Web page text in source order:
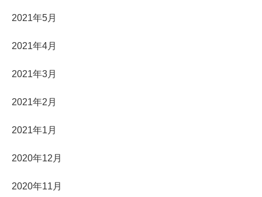
2021年5月
2021年4月
2021年3月
2021年2月
2021年1月
2020年12月
2020年11月